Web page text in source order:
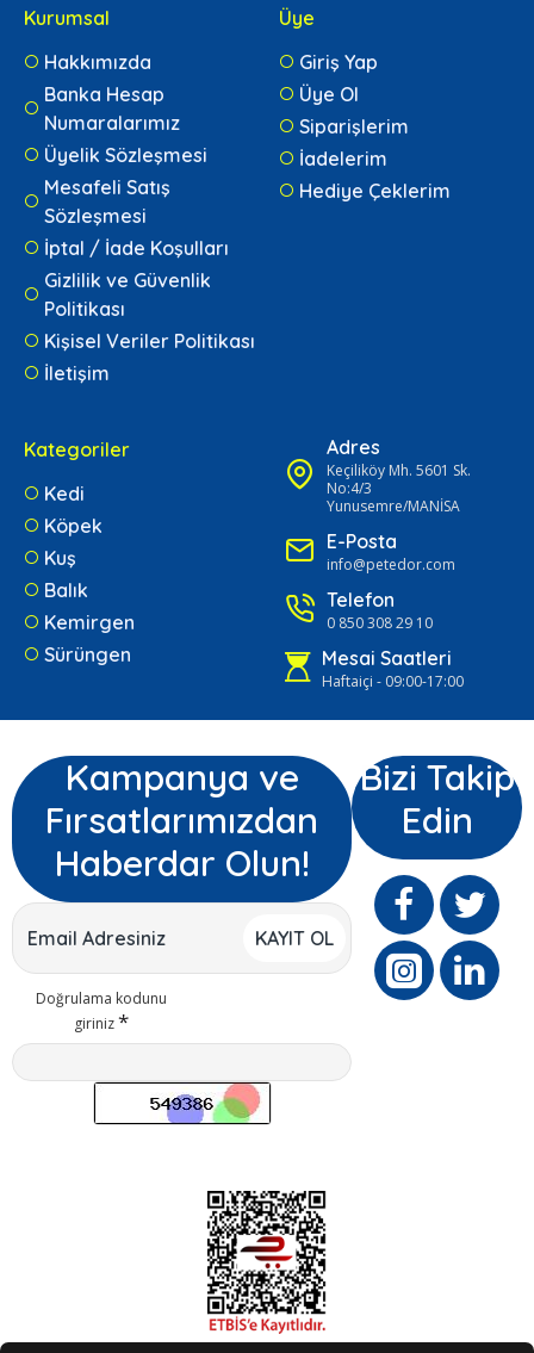
Kurumsal
Hakkımızda
Banka Hesap
Numaralarımız
Üyelik Sözleşmesi
Mesafeli Satış
Sözleşmesi
İptal / İade Koşulları
Gizlilik ve Güvenlik
Politikası
Kişisel Veriler Politikası
İletişim
Üye
Giriş Yap
Üye Ol
Siparişlerim
İadelerim
Hediye Çeklerim
Kategoriler
Kedi
Köpek
Kuş
Balık
Kemirgen
Sürüngen
Adres
Keçiliköy Mh. 5601 Sk.
No:4/3
Yunusemre/MANİSA
E-Posta
info@petedor.com
Telefon
0 850 308 29 10
Mesai Saatleri
Haftaiçi - 09:00-17:00
Kampanya ve
Fırsatlarımızdan
Haberdar Olun!
KAYIT OL
Doğrulama kodunu
giriniz
Bizi Takip
Edin